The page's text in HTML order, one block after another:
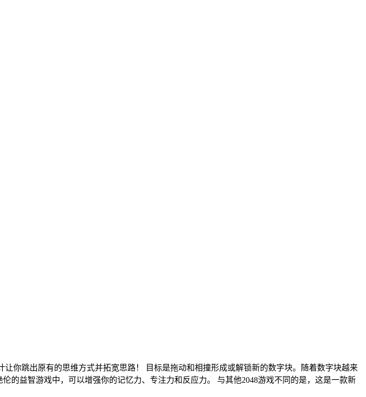
你跳出原有的思维方式并拓宽思路！ 目标是拖动和相撞形成或解锁新的数字块。随着数字块越来
的益智游戏中，可以增强你的记忆力、专注力和反应力。 与其他2048游戏不同的是，这是一款新